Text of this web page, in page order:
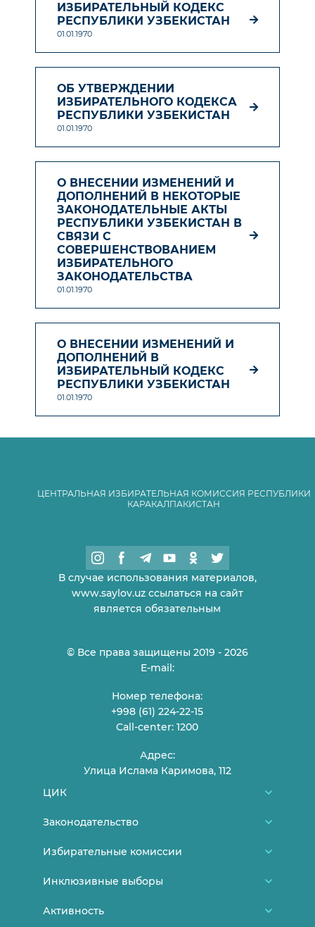
ИЗБИРАТЕЛЬНЫЙ КОДЕКС
РЕСПУБЛИКИ УЗБЕКИСТАН
01.01.1970
ОБ УТВЕРЖДЕНИИ
ИЗБИРАТЕЛЬНОГО КОДЕКСА
РЕСПУБЛИКИ УЗБЕКИСТАН
01.01.1970
О ВНЕСЕНИИ ИЗМЕНЕНИЙ И
ДОПОЛНЕНИЙ В НЕКОТОРЫЕ
ЗАКОНОДАТЕЛЬНЫЕ АКТЫ
РЕСПУБЛИКИ УЗБЕКИСТАН В
СВЯЗИ С
СОВЕРШЕНСТВОВАНИЕМ
ИЗБИРАТЕЛЬНОГО
ЗАКОНОДАТЕЛЬСТВА
01.01.1970
О ВНЕСЕНИИ ИЗМЕНЕНИЙ И
ДОПОЛНЕНИЙ В
ИЗБИРАТЕЛЬНЫЙ КОДЕКС
РЕСПУБЛИКИ УЗБЕКИСТАН
01.01.1970
ЦЕНТРАЛЬНАЯ ИЗБИРАТЕЛЬНАЯ КОМИССИЯ РЕСПУБЛИКИ
КАРАКАЛПАКИСТАН
В случае использования материалов,
www.saylov.uz ссылаться на сайт
является обязательным
© Все права защищены 2019 - 2026
E-mail:
Номер телефона:
+998 (61) 224-22-15
Call-center: 1200
Адрес:
Улица Ислама Каримова, 112
ЦИК
О нас
Контакты
Законодательство
Конституция Узбекистана
Постановления ЦИК КР
Избирательные комиссии
Районные/городские избирательные
Инклюзивные выборы
Выборы и молодежь
Активность